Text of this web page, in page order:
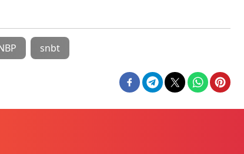
snbt